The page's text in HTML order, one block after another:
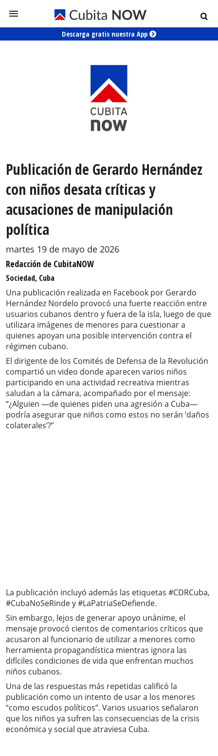
Descarga gratis nuestra App
Publicación de Gerardo Hernández
con niños desata críticas y
acusaciones de manipulación
política
martes 19 de mayo de 2026
Redacción de CubitaNOW
Sociedad, Cuba
Una publicación realizada en Facebook por Gerardo
Hernández Nordelo provocó una fuerte reacción entre
usuarios cubanos dentro y fuera de la isla, luego de que
utilizara imágenes de menores para cuestionar a
quienes apoyan una posible intervención contra el
régimen cubano.
El dirigente de los Comités de Defensa de la Revolución
compartió un video donde aparecen varios niños
participando en una actividad recreativa mientras
saludan a la cámara, acompañado por el mensaje:
“¿Alguien —de quienes piden una agresión a Cuba—
podría asegurar que niños como estos no serán ‘daños
colaterales’?”
La publicación incluyó además las etiquetas #CDRCuba,
#CubaNoSeRinde y #LaPatriaSeDefiende.
Sin embargo, lejos de generar apoyo unánime, el
mensaje provocó cientos de comentarios críticos que
acusaron al funcionario de utilizar a menores como
herramienta propagandística mientras ignora las
difíciles condiciones de vida que enfrentan muchos
niños cubanos.
Una de las respuestas más repetidas calificó la
publicación como un intento de usar a los menores
“como escudos políticos”. Varios usuarios señalaron
que los niños ya sufren las consecuencias de la crisis
económica y social que atraviesa Cuba.